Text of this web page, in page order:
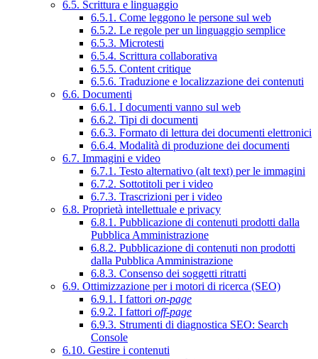
6.5. Scrittura e linguaggio
6.5.1. Come leggono le persone sul web
6.5.2. Le regole per un linguaggio semplice
6.5.3. Microtesti
6.5.4. Scrittura collaborativa
6.5.5. Content critique
6.5.6. Traduzione e localizzazione dei contenuti
6.6. Documenti
6.6.1. I documenti vanno sul web
6.6.2. Tipi di documenti
6.6.3. Formato di lettura dei documenti elettronici
6.6.4. Modalità di produzione dei documenti
6.7. Immagini e video
6.7.1. Testo alternativo (alt text) per le immagini
6.7.2. Sottotitoli per i video
6.7.3. Trascrizioni per i video
6.8. Proprietà intellettuale e privacy
6.8.1. Pubblicazione di contenuti prodotti dalla
Pubblica Amministrazione
6.8.2. Pubblicazione di contenuti non prodotti
dalla Pubblica Amministrazione
6.8.3. Consenso dei soggetti ritratti
6.9. Ottimizzazione per i motori di ricerca (SEO)
6.9.1. I fattori on-page
6.9.2. I fattori off-page
6.9.3. Strumenti di diagnostica SEO: Search
Console
6.10. Gestire i contenuti